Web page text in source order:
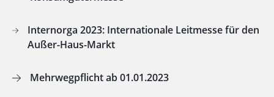
Internorga 2023: Internationale Leitmesse für den
Außer-Haus-Markt
Mehrwegpflicht ab 01.01.2023